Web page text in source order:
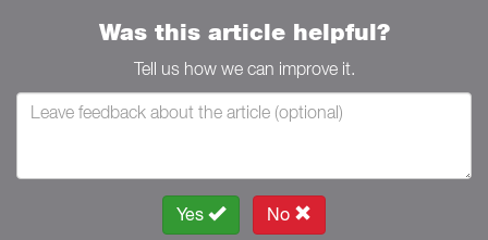
Was this article helpful?
Tell us how we can improve it.
Yes No